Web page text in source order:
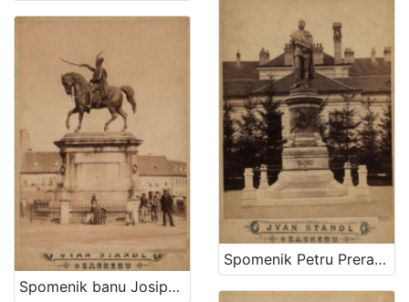
Spomenik banu Josipu Jelačiću : Trg bana Jelačića / Ivan Standl
Spomenik Petru Preradoviću / Ivan Standl